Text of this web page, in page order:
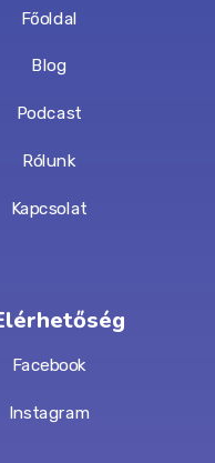
Főoldal
Blog
Podcast
Rólunk
Kapcsolat
Facebook
Instagram